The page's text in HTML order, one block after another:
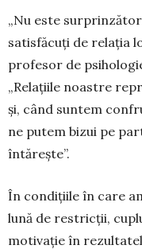
„Nu este
satisfăcuți de relația
profesor de
„Relațiile noastre
și, când suntem
ne putem bizui pe
întărește”.
În condițiile în care
lună de restricții,
motivație în